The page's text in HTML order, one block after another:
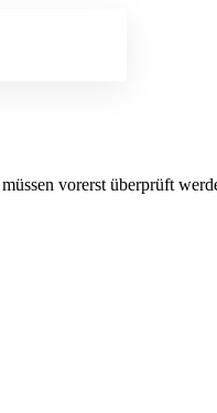
vorerst überprüft